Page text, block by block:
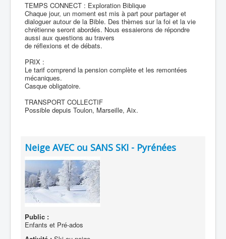
TEMPS CONNECT : Exploration Biblique
Chaque jour, un moment est mis à part pour partager et
dialoguer autour de la Bible. Des thèmes sur la foi et la vie
chrétienne seront abordés. Nous essaierons de répondre
aussi aux questions au travers
de réflexions et de débats.
PRIX :
Le tarif comprend la pension complète et les remontées
mécaniques.
Casque obligatoire.
TRANSPORT COLLECTIF
Possible depuis Toulon, Marseille, Aix.
Neige AVEC ou SANS SKI - Pyrénées
Public :
Enfants et Pré-ados